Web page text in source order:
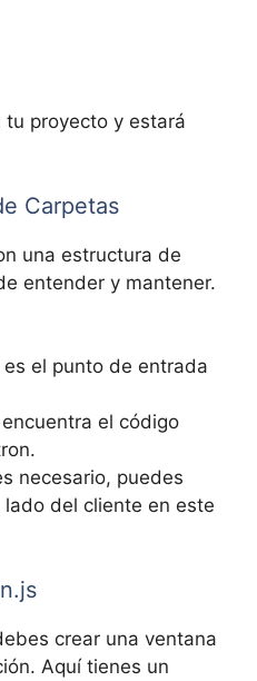
tu proyecto y estará
Carpetas
una estructura de
entender y mantener.
es el punto de entrada
el código
necesario, puedes
del cliente en este
crear una ventana
Aquí tienes un